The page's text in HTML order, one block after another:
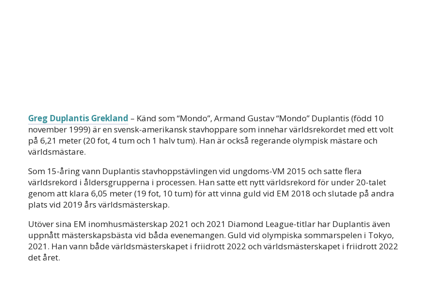
Greg Duplantis Grekland – Känd som “Mondo”, Armand Gustav “Mondo” Duplantis (född 10
november 1999) är en svensk-amerikansk stavhoppare som innehar världsrekordet med ett volt
på 6,21 meter (20 fot, 4 tum och 1 halv tum). Han är också regerande olympisk mästare och
världsmästare.
Som 15-åring vann Duplantis stavhoppstävlingen vid ungdoms-VM 2015 och satte flera
världsrekord i åldersgrupperna i processen. Han satte ett nytt världsrekord för under 20-talet
genom att klara 6,05 meter (19 fot, 10 tum) för att vinna guld vid EM 2018 och slutade på andra
plats vid 2019 års världsmästerskap.
Utöver sina EM inomhusmästerskap 2021 och 2021 Diamond League-titlar har Duplantis även
uppnått mästerskapsbästa vid båda evenemangen. Guld vid olympiska sommarspelen i Tokyo,
2021. Han vann både världsmästerskapet i friidrott 2022 och världsmästerskapet i friidrott 2022
det året.